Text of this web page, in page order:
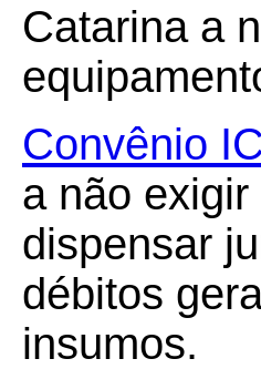
Catarina a
Convênio
a não
dispensar
débitos
insumos.